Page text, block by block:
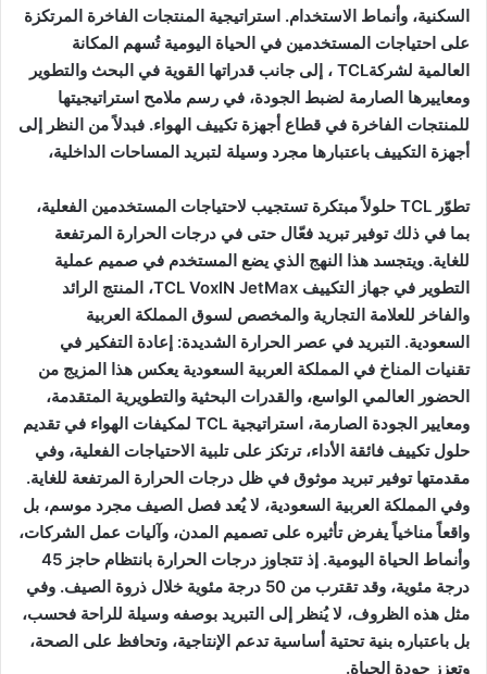
السكنية، وأنماط الاستخدام. استراتيجية المنتجات الفاخرة المرتكزة
على احتياجات المستخدمين في الحياة اليومية تُسهم المكانة
العالمية لشركةTCL ، إلى جانب قدراتها القوية في البحث والتطوير
ومعاييرها الصارمة لضبط الجودة، في رسم ملامح استراتيجيتها
للمنتجات الفاخرة في قطاع أجهزة تكييف الهواء. فبدلاً من النظر إلى
أجهزة التكييف باعتبارها مجرد وسيلة لتبريد المساحات الداخلية،
تطوّر TCL حلولاً مبتكرة تستجيب لاحتياجات المستخدمين الفعلية،
بما في ذلك توفير تبريد فعّال حتى في درجات الحرارة المرتفعة
للغاية. ويتجسد هذا النهج الذي يضع المستخدم في صميم عملية
التطوير في جهاز التكييف TCL VoxIN JetMax، المنتج الرائد
والفاخر للعلامة التجارية والمخصص لسوق المملكة العربية
السعودية. التبريد في عصر الحرارة الشديدة: إعادة التفكير في
تقنيات المناخ في المملكة العربية السعودية يعكس هذا المزيج من
الحضور العالمي الواسع، والقدرات البحثية والتطويرية المتقدمة،
ومعايير الجودة الصارمة، استراتيجية TCL لمكيفات الهواء في تقديم
حلول تكييف فائقة الأداء، ترتكز على تلبية الاحتياجات الفعلية، وفي
مقدمتها توفير تبريد موثوق في ظل درجات الحرارة المرتفعة للغاية.
وفي المملكة العربية السعودية، لا يُعد فصل الصيف مجرد موسم، بل
واقعاً مناخياً يفرض تأثيره على تصميم المدن، وآليات عمل الشركات،
وأنماط الحياة اليومية. إذ تتجاوز درجات الحرارة بانتظام حاجز 45
درجة مئوية، وقد تقترب من 50 درجة مئوية خلال ذروة الصيف. وفي
مثل هذه الظروف، لا يُنظر إلى التبريد بوصفه وسيلة للراحة فحسب،
بل باعتباره بنية تحتية أساسية تدعم الإنتاجية، وتحافظ على الصحة،
وتعزز جودة الحياة.